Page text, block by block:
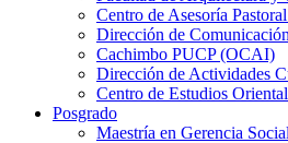
Centro de Asesoría
Dirección de
Cachimbo PUCP (OCAI)
Dirección de Actividades
Centro de Estudios
Posgrado
Maestría en Gerencia Social